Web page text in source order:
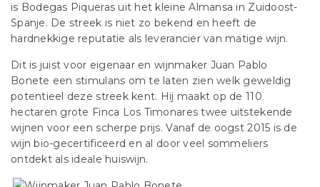
is Bodegas Piqueras uit het kleine Almansa in Zuidoost-
Spanje. De streek is niet zo bekend en heeft de
hardnekkige reputatie als leverancier van matige wijn.
Dit is juist voor eigenaar en wijnmaker Juan Pablo
Bonete een stimulans om te laten zien welk geweldig
potentieel deze streek kent. Hij maakt op de 110
hectaren grote Finca Los Timonares twee uitstekende
wijnen voor een scherpe prijs. Vanaf de oogst 2015 is de
wijn bio-gecertificeerd en al door veel sommeliers
ontdekt als ideale huiswijn.